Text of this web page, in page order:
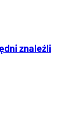
znaleźli